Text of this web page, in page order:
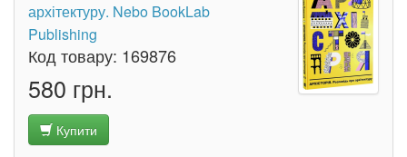
архітектуру. Nebo BookLab
Publishing
Код товару: 169876
580 грн.
Купити